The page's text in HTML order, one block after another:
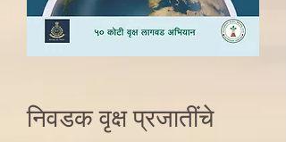
निवडक वृक्ष प्रजातींचे